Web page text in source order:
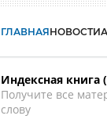
ГЛАВНАЯНОВОСТИ
Индексная книга
Получите все
слову